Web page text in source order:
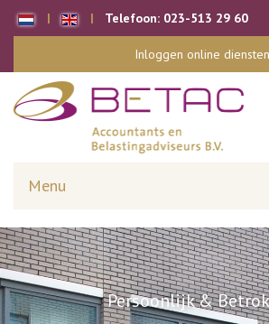
Telefoon: 023-513 29 60
Inloggen online diensten
Menu
Persoonlijk &